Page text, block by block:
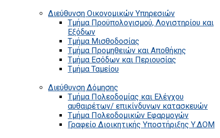
Διεύθυνση Οικονομικών Υπηρεσιών
Τμήμα Προϋπολογισμού, Λογιστηρίου και
Εξόδων
Τμήμα Μισθοδοσίας
Τμήμα Προμηθειών και Αποθήκης
Τμήμα Εσόδων και Περιουσίας
Τμήμα Ταμείου
Διεύθυνση Δόμησης
Τμήμα Πολεοδομίας και Ελέγχου
αυθαιρέτων/ επικίνδυνων κατασκευών
Τμήμα Πολεοδομικών Εφαρμογών
Γραφείο Διοικητικής Υποστήριξης Υ.ΔΟΜ